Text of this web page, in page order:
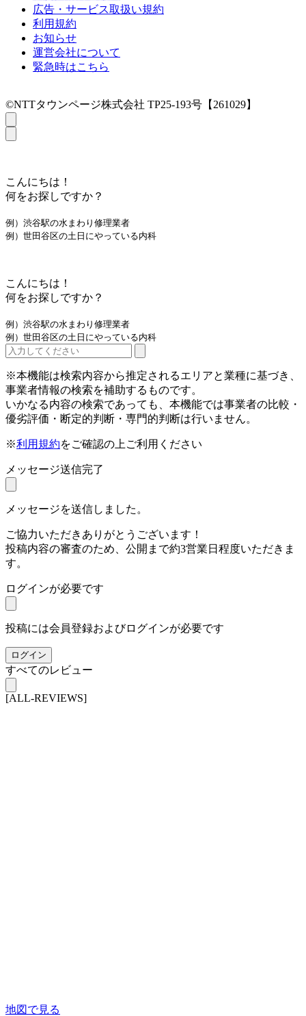
広告・サービス取扱い規約
利用規約
お知らせ
運営会社について
緊急時はこちら
©NTTタウンページ株式会社 TP25-193号【261029】
こんにちは！
何をお探しですか？
例）渋谷駅の水まわり修理業者
例）世田谷区の土日にやっている内科
こんにちは！
何をお探しですか？
例）渋谷駅の水まわり修理業者
例）世田谷区の土日にやっている内科
※本機能は検索内容から推定されるエリアと業種に基づき、
事業者情報の検索を補助するものです。
いかなる内容の検索であっても、本機能では事業者の比較・
優劣評価・断定的判断・専門的判断は行いません。
※利用規約をご確認の上ご利用ください
メッセージ送信完了
メッセージを送信しました。
ご協力いただきありがとうございます！
投稿内容の審査のため、公開まで約3営業日程度いただきま
す。
ログインが必要です
投稿には会員登録およびログインが必要です
ログイン
すべてのレビュー
[ALL-REVIEWS]
地図で見る